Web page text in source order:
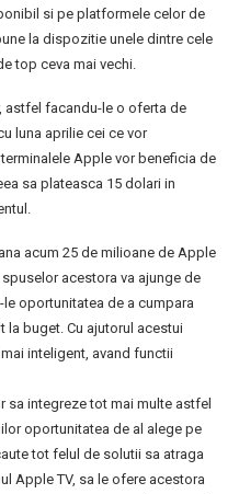
si pe platformele celor de
la dispozitie unele dintre cele
top ceva mai vechi.
astfel facandu-le o oferta de
luna aprilie cei ce vor
Apple vor beneficia de
sa plateasca 15 dolari in
acum 25 de milioane de Apple
acestora va ajunge de
oportunitatea de a cumpara
la buget. Cu ajutorul acestui
inteligent, avand functii
sa integreze tot mai multe astfel
oportunitatea de al alege pe
tot felul de solutii sa atraga
Apple TV, sa le ofere acestora